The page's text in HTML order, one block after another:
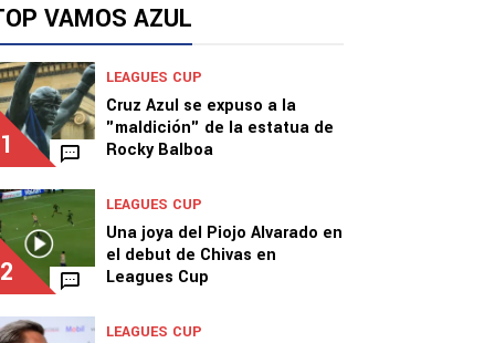
VAMOS AZUL
1
LEAGUES CUP
Cruz Azul se expuso a la
"maldición" de la estatua de
Rocky Balboa
2
LEAGUES CUP
Una joya del Piojo Alvarado en
el debut de Chivas en
Leagues Cup
LEAGUES CUP